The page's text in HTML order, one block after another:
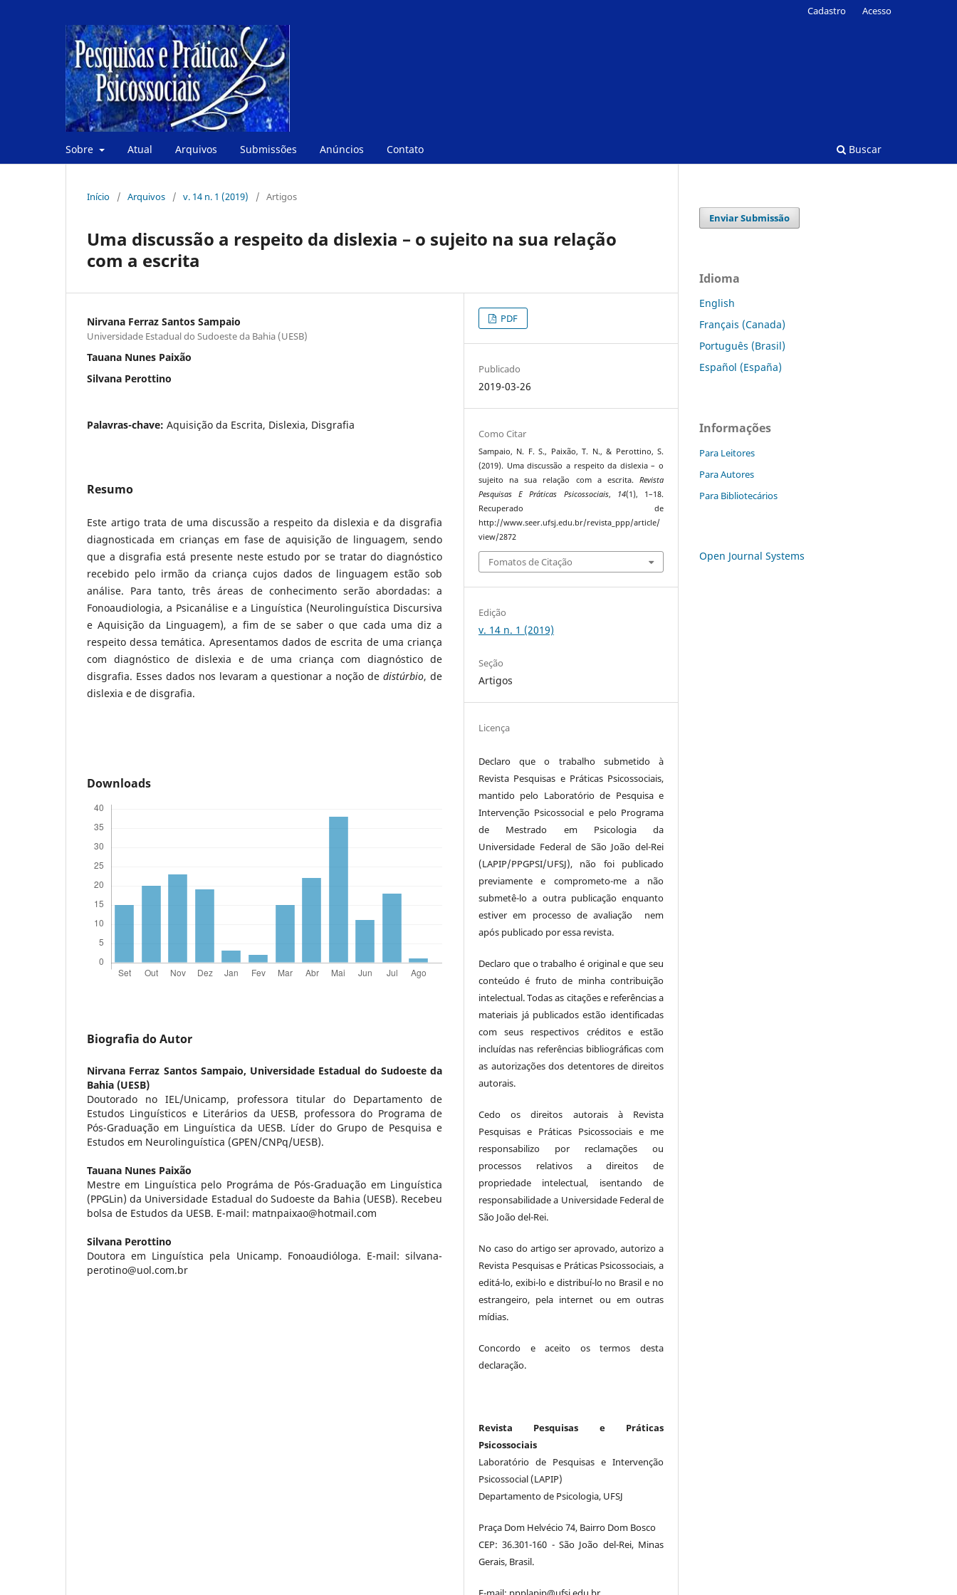
Sobre Atual Arquivos Submissões Anúncios Contato Buscar
Cadastro Acesso
Início / Arquivos / v. 14 n. 1 (2019) / Artigos
Uma discussão a respeito da dislexia – o sujeito na sua relação
com a escrita
Nirvana Ferraz Santos Sampaio
Universidade Estadual do Sudoeste da Bahia (UESB)
Tauana Nunes Paixão
Silvana Perottino
Palavras-chave: Aquisição da Escrita, Dislexia, Disgrafia
Resumo
Este artigo trata de uma discussão a respeito da dislexia e da disgrafia
diagnosticada em crianças em fase de aquisição de linguagem, sendo
que a disgrafia está presente neste estudo por se tratar do diagnóstico
recebido pelo irmão da criança cujos dados de linguagem estão sob
análise. Para tanto, três áreas de conhecimento serão abordadas: a
Fonoaudiologia, a Psicanálise e a Linguística (Neurolinguística Discursiva
e Aquisição da Linguagem), a fim de se saber o que cada uma diz a
respeito dessa temática. Apresentamos dados de escrita de uma criança
com diagnóstico de dislexia e de uma criança com diagnóstico de
disgrafia. Esses dados nos levaram a questionar a noção de distúrbio, de
dislexia e de disgrafia.
Downloads
Biografia do Autor
Nirvana Ferraz Santos Sampaio, Universidade Estadual do Sudoeste da
Bahia (UESB)
Doutorado no IEL/Unicamp, professora titular do Departamento de
Estudos Linguísticos e Literários da UESB, professora do Programa de
Pós-Graduação em Linguística da UESB. Líder do Grupo de Pesquisa e
Estudos em Neurolinguística (GPEN/CNPq/UESB).
Tauana Nunes Paixão
Mestre em Linguística pelo Prográma de Pós-Graduação em Linguística
(PPGLin) da Universidade Estadual do Sudoeste da Bahia (UESB). Recebeu
bolsa de Estudos da UESB. E-mail: matnpaixao@hotmail.com
Silvana Perottino
Doutora em Linguística pela Unicamp. Fonoaudióloga. E-mail: silvana-
perotino@uol.com.br
PDF
Publicado
2019-03-26
Como Citar
Sampaio, N. F. S., Paixão, T. N., & Perottino, S.
(2019). Uma discussão a respeito da dislexia – o
sujeito na sua relação com a escrita. Revista
Pesquisas E Práticas Psicossociais, 14(1), 1–18.
Recuperado de
http://www.seer.ufsj.edu.br/revista_ppp/article/
view/2872
Fomatos de Citação
Edição
v. 14 n. 1 (2019)
Seção
Artigos
Licença
Declaro que o trabalho submetido à
Revista Pesquisas e Práticas Psicossociais,
mantido pelo Laboratório de Pesquisa e
Intervenção Psicossocial e pelo Programa
de Mestrado em Psicologia da
Universidade Federal de São João del-Rei
(LAPIP/PPGPSI/UFSJ), não foi publicado
previamente e comprometo-me a não
submetê-lo a outra publicação enquanto
estiver em processo de avaliação nem
após publicado por essa revista.
Declaro que o trabalho é original e que seu
conteúdo é fruto de minha contribuição
intelectual. Todas as citações e referências a
materiais já publicados estão identificadas
com seus respectivos créditos e estão
incluídas nas referências bibliográficas com
as autorizações dos detentores de direitos
autorais.
Cedo os direitos autorais à Revista
Pesquisas e Práticas Psicossociais e me
responsabilizo por reclamações ou
processos relativos a direitos de
propriedade intelectual, isentando de
responsabilidade a Universidade Federal de
São João del-Rei.
No caso do artigo ser aprovado, autorizo a
Revista Pesquisas e Práticas Psicossociais, a
editá-lo, exibi-lo e distribuí-lo no Brasil e no
estrangeiro, pela internet ou em outras
mídias.
Concordo e aceito os termos desta
declaração.
Revista Pesquisas e Práticas
Psicossociais
Laboratório de Pesquisas e Intervenção
Psicossocial (LAPIP)
Departamento de Psicologia, UFSJ
Praça Dom Helvécio 74, Bairro Dom Bosco
CEP: 36.301-160 - São João del-Rei, Minas
Gerais, Brasil.
Enviar Submissão
Idioma
English
Français (Canada)
Português (Brasil)
Español (España)
Informações
Para Leitores
Para Autores
Para Bibliotecários
Open Journal Systems